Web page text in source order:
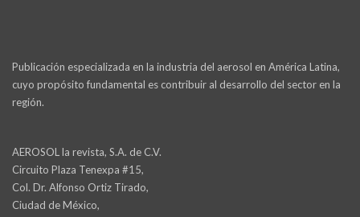
Publicación especializada en la industria del aerosol en América Latina,
cuyo propósito fundamental es contribuir al desarrollo del sector en la
región.
AEROSOL la revista, S.A. de C.V.
Circuito Plaza Tenexpa #15,
Col. Dr. Alfonso Ortiz Tirado,
Ciudad de México,